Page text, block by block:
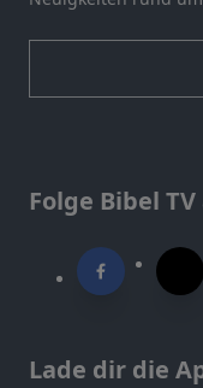
Folge Bibel
Lade dir die